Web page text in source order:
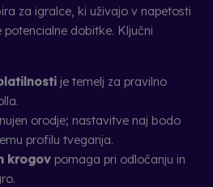
za igralce, ki uživajo v napetosti
potencialne dobitke. Ključni
je temelj za pravilno
orodje; nastavitve naj bodo
profilu tveganja.
krogov pomaga pri odločanju in